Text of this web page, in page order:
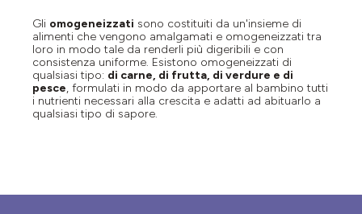
Gli omogeneizzati sono costituiti da un'insieme di
alimenti che vengono amalgamati e omogeneizzati tra
loro in modo tale da renderli più digeribili e con
consistenza uniforme. Esistono omogeneizzati di
qualsiasi tipo: di carne, di frutta, di verdure e di
pesce, formulati in modo da apportare al bambino tutti
i nutrienti necessari alla crescita e adatti ad abituarlo a
qualsiasi tipo di sapore.